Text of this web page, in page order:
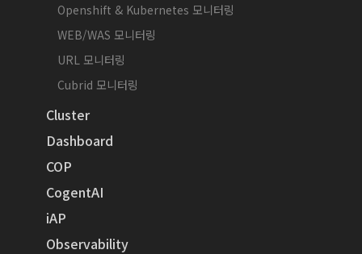
Openshift & Kubernetes 모니터링
WEB/WAS 모니터링
URL 모니터링
Cubrid 모니터링
Cluster
Dashboard
COP
CogentAI
iAP
Observability